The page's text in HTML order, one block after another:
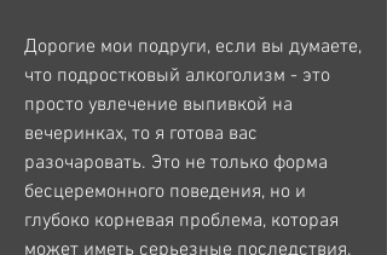
Дорогие мои подруги, если вы думаете,
что подростковый алкоголизм - это
просто увлечение выпивкой на
вечеринках, то я готова вас
разочаровать. Это не только форма
бесцеремонного поведения, но и
глубоко корневая проблема, которая
может иметь серьезные последствия.